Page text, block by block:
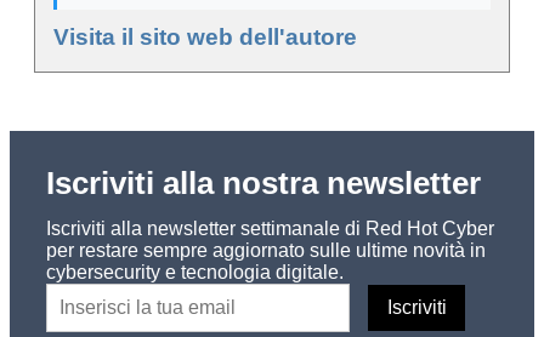
Visita il sito web dell'autore
Iscriviti alla nostra newsletter
Iscriviti alla newsletter settimanale di Red Hot Cyber
per restare sempre aggiornato sulle ultime novità in
cybersecurity e tecnologia digitale.